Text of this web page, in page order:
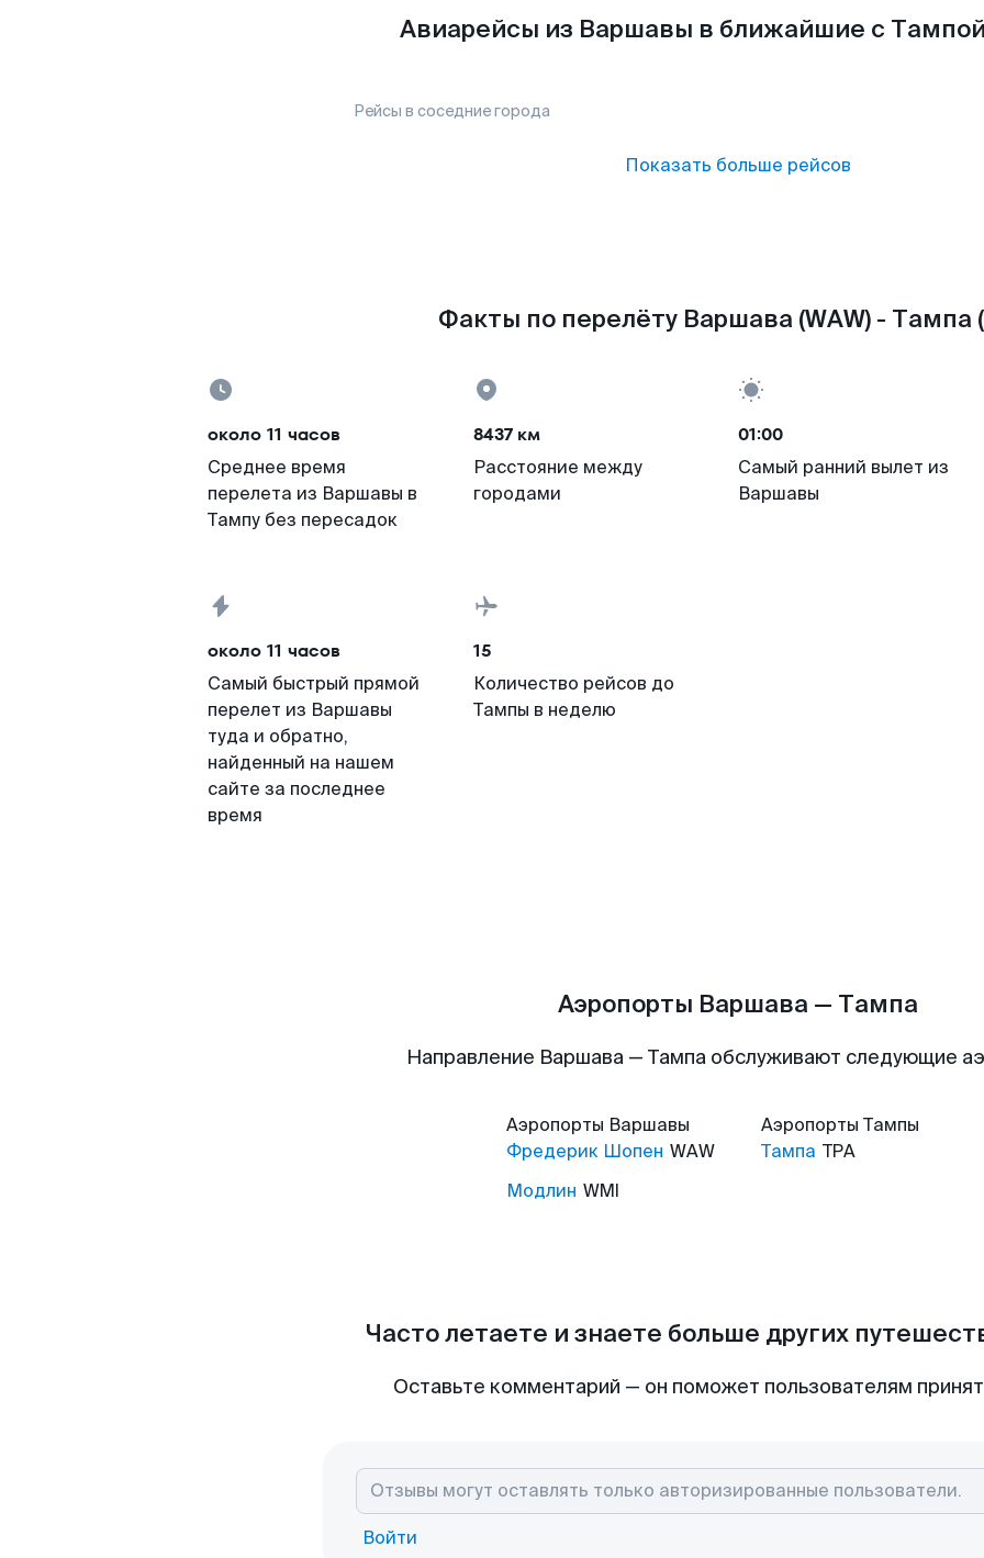
Авиарейсы из Варшавы в ближайшие с
Рейсы в соседние города
Показать больше рейсов
Факты по перелёту Варшава (WAW) - Тампа
около 11 часов
Среднее время
перелета из Варшавы в
Тампу без пересадок
8437 км
Расстояние между
городами
01:00
Самый ранний вылет из
Варшавы
около 11 часов
Самый быстрый прямой
перелет из Варшавы
туда и обратно,
найденный на нашем
сайте за последнее
время
15
Количество рейсов до
Тампы в неделю
Аэропорты Варшава — Тампа
Направление Варшава — Тампа обслуживают следующие
Аэропорты Варшавы
Фредерик Шопен WAW
Модлин WMI
Аэропорты Тампы
Тампа TPA
Часто летаете и знаете больше других
Оставьте комментарий — он поможет пользователям
Войти